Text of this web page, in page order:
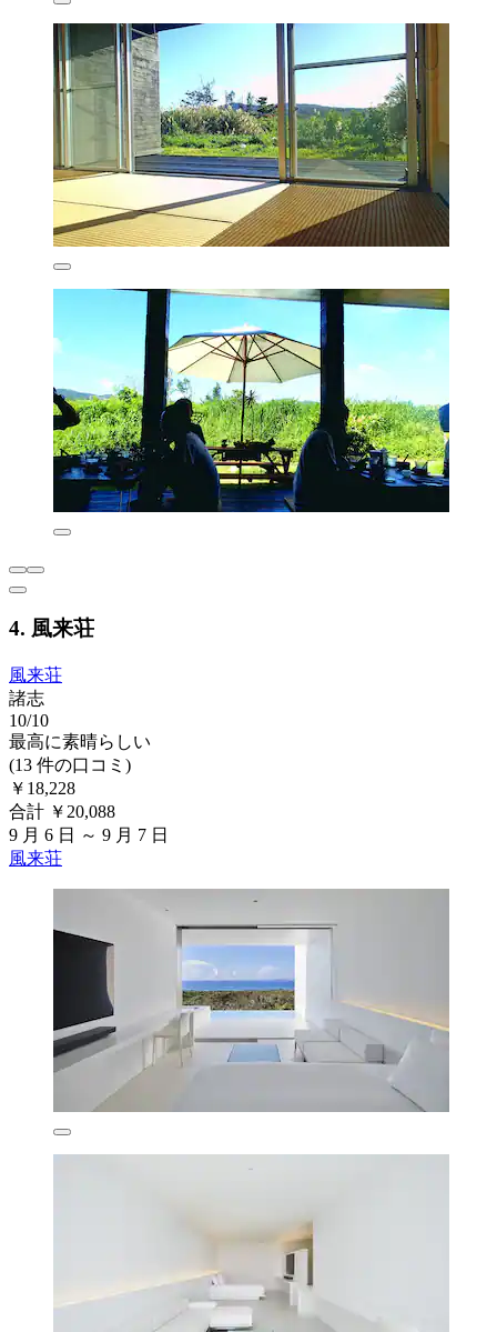
4. 風来荘
風来荘
諸志
10/10
最高に素晴らしい
(13 件の口コミ)
￥18,228
合計 ￥20,088
9 月 6 日 ～ 9 月 7 日
風来荘